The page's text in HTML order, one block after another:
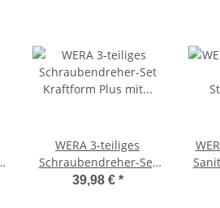
WERA 3-teiliges
Schraubendreher-Set
Kraftform Plus mit 300
39,98 € *